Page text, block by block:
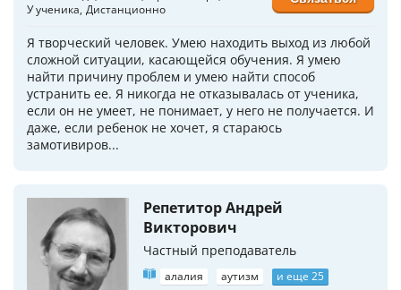
У ученика Дистанционно
Я творческий человек. Умею находить выход из любой
сложной ситуации, касающейся обучения. Я умею
найти причину проблем и умею найти способ
устранить ее. Я никогда не отказывалась от ученика,
если он не умеет, не понимает, у него не получается. И
даже, если ребенок не хочет, я стараюсь
замотивиров...
Репетитор Андрей
Викторович
Частный преподаватель
алалия аутизм
и еще 25